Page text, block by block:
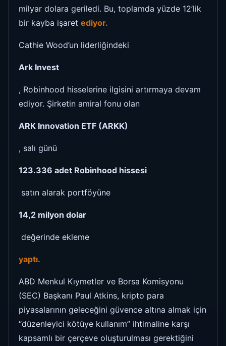
milyar dolara geriledi. Bu, toplamda yüzde 12’lik
bir kayba işaret ediyor.
Cathie Wood’un liderliğindeki
Ark Invest
, Robinhood hisselerine ilgisini artırmaya devam
ediyor. Şirketin amiral fonu olan
ARK Innovation ETF (ARKK)
, salı günü
123.336 adet Robinhood hissesi
satın alarak portföyüne
14,2 milyon dolar
değerinde ekleme
yaptı.
ABD Menkul Kıymetler ve Borsa Komisyonu
(SEC) Başkanı Paul Atkins, kripto para
piyasalarının geleceğini güvence altına almak için
“düzenleyici kötüye kullanım” ihtimaline karşı
kapsamlı bir çerçeve oluşturulması gerektiğini